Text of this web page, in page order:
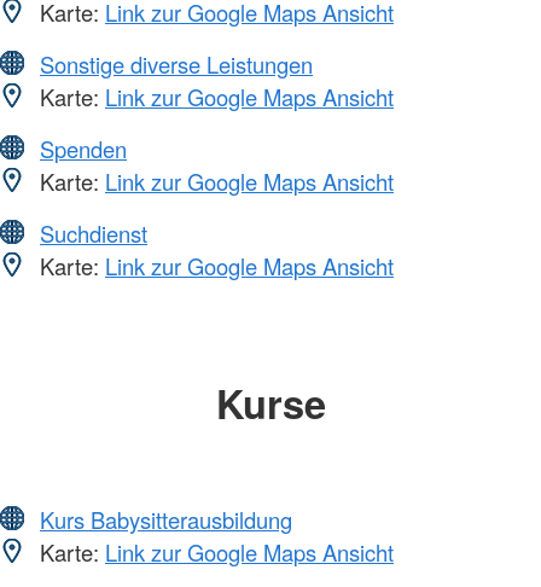
Karte: Link zur Google Maps Ansicht
Sonstige diverse Leistungen
Karte: Link zur Google Maps Ansicht
Spenden
Karte: Link zur Google Maps Ansicht
Suchdienst
Karte: Link zur Google Maps Ansicht
Kurse
Kurs Babysitterausbildung
Karte: Link zur Google Maps Ansicht